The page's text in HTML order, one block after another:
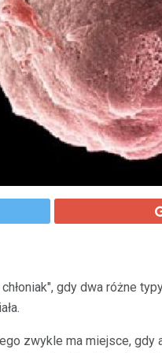
gdy dwa różne
zwykle ma miejsce, gdy